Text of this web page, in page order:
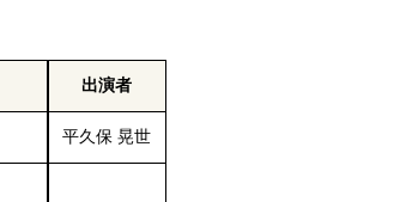
出演者
平久保 晃世